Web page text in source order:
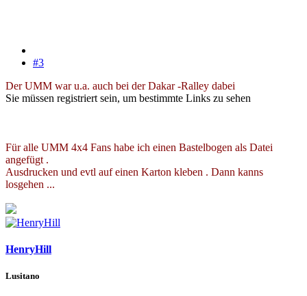
#3
Der UMM war u.a. auch bei der Dakar -Ralley dabei
Sie müssen registriert sein, um bestimmte Links zu sehen
Für alle UMM 4x4 Fans habe ich einen Bastelbogen als Datei
angefügt .
Ausdrucken und evtl auf einen Karton kleben . Dann kanns
losgehen ...
HenryHill
Lusitano